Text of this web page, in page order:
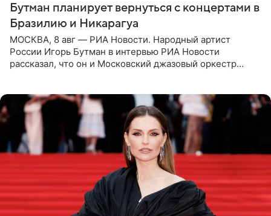
Бутман планирует вернуться с концертами в
Бразилию и Никарагуа
МОСКВА, 8 авг — РИА Новости. Народный артист
России Игорь Бутман в интервью РИА Новости
рассказал, что он и Московский джазовый оркестр